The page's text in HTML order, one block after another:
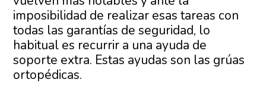
imposibilidad de realizar esas tareas con
todas las garantías de seguridad, lo
habitual es recurrir a una ayuda de
soporte extra. Estas ayudas son las grúas
ortopédicas.